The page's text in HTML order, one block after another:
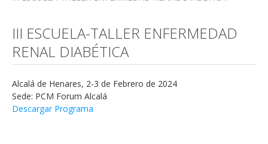
Contacto
III ESCUELA-TALLER ENFERMEDAD
RENAL DIABÉTICA
Alcalá de Henares, 2-3 de Febrero de 2024
Sede: PCM Forum Alcalá
Descargar Programa